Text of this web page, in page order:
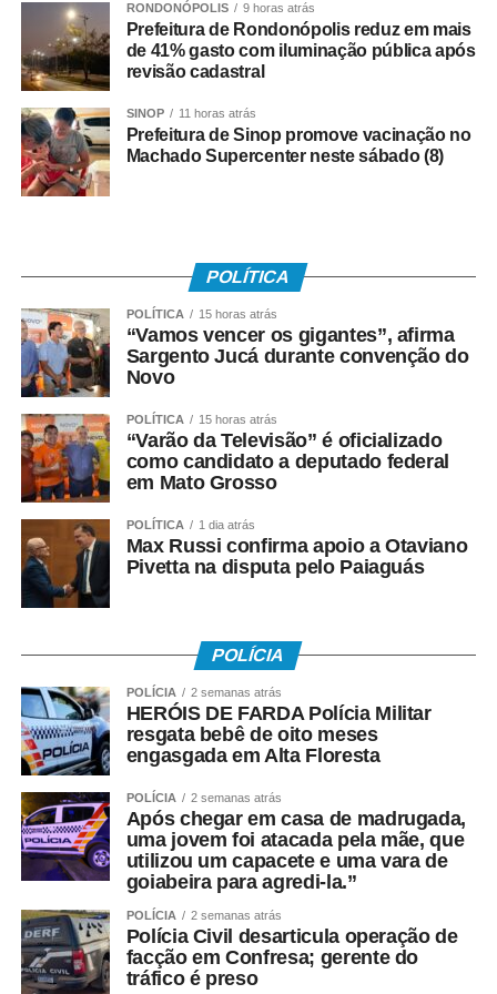
O presidente da Copsfid também ressaltou o papel
orientativo do Tribunal de Contas durante o período de
transição. “Nossa atuação tem sido voltada,
desenvolvimento econômico. Temos procurado mostrar
que a Reforma Tributária apresenta mais pontos positivos
do que negativos.”
oportunidades de crescimento. “Mato Grosso possui uma
riqueza amplamente reconhecida, mas que ainda está
concentrada nas mãos de poucos. O grande desafio é
distribuir esse desenvolvimento e a Reforma Tributária
pode ser um importante instrumento para alcançar esse
objetivo.”
O presidente do Conselho Empresarial de Turismo e
Hospitalidade da Fecomércio-MT (Cetur), Jaime
Okamura, anfitrião do evento, destacou que as mudanças
exigirão maior integração entre os segmentos da cadeia
produtiva do turismo. “O turismo depende diretamente de
setores como transporte aéreo, hospedagem,
dessas atividades impactará diretamente o setor. Todos
os estados disputarão turistas, investimentos e eventos.
Por isso, precisamos nos preparar, desenvolver novos
produtos turísticos e fortalecer nossos destinos.”
Durante o painel, os consultores da Copsfid Coltri Junior
e Ilson Sanches abordaram o tema “Reforma Tributária:
impactos e desafios nos municípios com potencial
turístico do estado”.
Especialista em Direito Empresarial e Processual, Ilson
Sanches explicou que, por determinação do presidente
do TCE-MT, conselheiro Sérgio Ricardo, o Tribunal
ampliou sua atuação orientativa para apoiar o estado e os
RONDONÓPOLIS 9 horas atrás
Prefeitura de Rondonópolis reduz em mais
de 41% gasto com iluminação pública após
revisão cadastral
SINOP 11 horas atrás
Prefeitura de Sinop promove vacinação no
Machado Supercenter neste sábado (8)
POLÍTICA
POLÍTICA 15 horas atrás
“Vamos vencer os gigantes”, afirma
Sargento Jucá durante convenção do
Novo
POLÍTICA 15 horas atrás
“Varão da Televisão” é oficializado
como candidato a deputado federal
em Mato Grosso
POLÍTICA 1 dia atrás
Max Russi confirma apoio a Otaviano
Pivetta na disputa pelo Paiaguás
POLÍCIA
POLÍCIA 2 semanas atrás
HERÓIS DE FARDA Polícia Militar
resgata bebê de oito meses
engasgada em Alta Floresta
POLÍCIA 2 semanas atrás
Após chegar em casa de madrugada,
uma jovem foi atacada pela mãe, que
utilizou um capacete e uma vara de
goiabeira para agredi-la.”
POLÍCIA 2 semanas atrás
Polícia Civil desarticula operação de
facção em Confresa; gerente do
tráfico é preso